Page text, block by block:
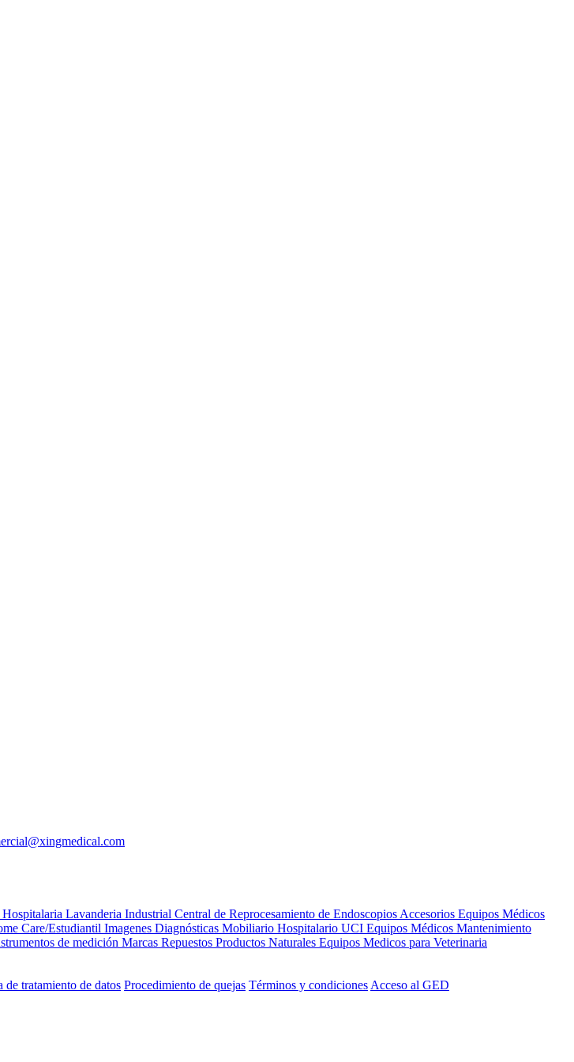
Lavanderia Industrial Central de Reprocesamiento de Endoscopios Accesorios Equipos Médicos
Care/Estudiantil Imagenes Diagnósticas Mobiliario Hospitalario UCI Equipos Médicos Mantenimiento
de medición Marcas Repuestos Productos Naturales Equipos Medicos para Veterinaria
de tratamiento de datos Procedimiento de quejas Términos y condiciones Acceso al GED